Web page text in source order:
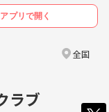
アプリで開く
全国
ラブ